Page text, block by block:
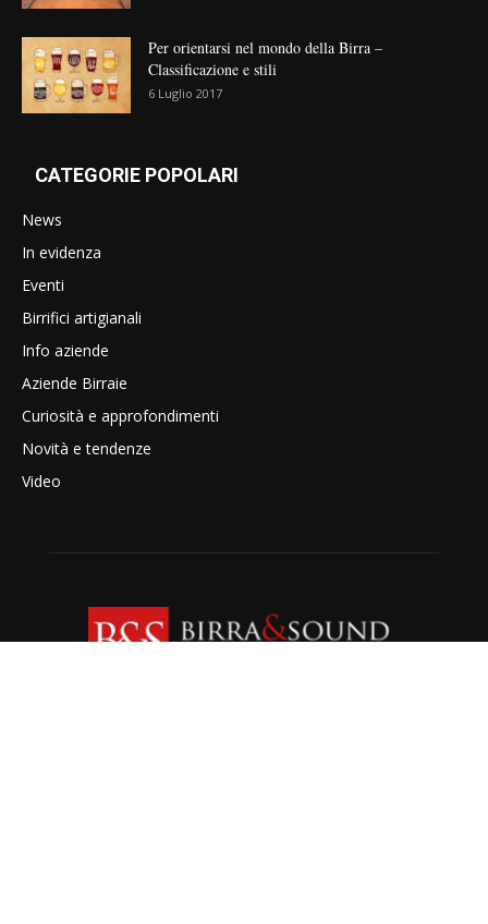
Per orientarsi nel mondo della Birra –
Classificazione e stili
6 Luglio 2017
CATEGORIE POPOLARI
News
In evidenza
Eventi
Birrifici artigianali
Info aziende
Aziende Birraie
Curiosità e approfondimenti
Novità e tendenze
Video